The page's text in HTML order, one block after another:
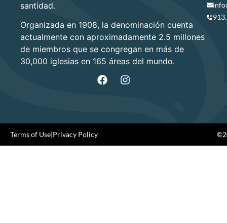
santidad.
Organizada en 1908, la denominación cuenta
actualmente con aproximadamente 2.5 millones
de miembros que se congregan en más de
30,000 iglesias en 165 áreas del mundo.
Terms of Use|Privacy Policy